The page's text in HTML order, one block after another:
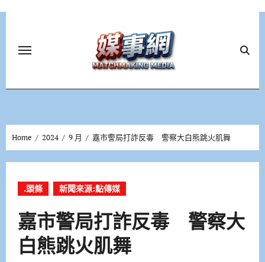
Home 2024 9 月 嘉市警局打詐反毒 警察大白熊跳火肌舞
.頭條 新聞來源:點傳媒
嘉市警局打詐反毒 警察大
白熊跳火肌舞